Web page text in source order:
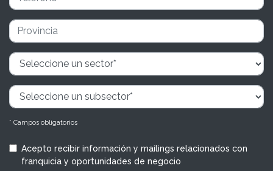
* Campos obligatorios
Acepto recibir información y mailings relacionados con
franquicia y oportunidades de negocio